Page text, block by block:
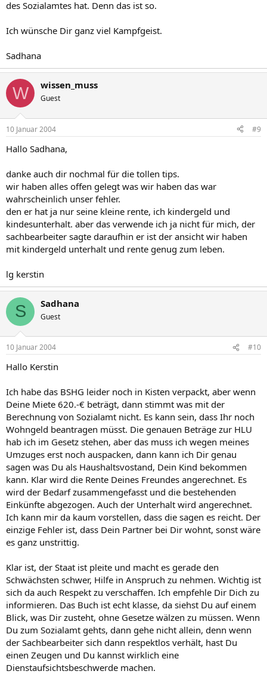
des Sozialamtes hat. Denn das ist so.
Ich wünsche Dir ganz viel Kampfgeist.
Sadhana
W wissen_muss
Guest
10 Januar 2004 #9
Hallo Sadhana,
danke auch dir nochmal für die tollen tips.
wir haben alles offen gelegt was wir haben das war
wahrscheinlich unser fehler.
den er hat ja nur seine kleine rente, ich kindergeld und
kindesunterhalt. aber das verwende ich ja nicht für mich, der
sachbearbeiter sagte daraufhin er ist der ansicht wir haben
mit kindergeld unterhalt und rente genug zum leben.
lg kerstin
S Sadhana
Guest
10 Januar 2004 #10
Hallo Kerstin
Ich habe das BSHG leider noch in Kisten verpackt, aber wenn
Deine Miete 620.-€ beträgt, dann stimmt was mit der
Berechnung von Sozialamt nicht. Es kann sein, dass Ihr noch
Wohngeld beantragen müsst. Die genauen Beträge zur HLU
hab ich im Gesetz stehen, aber das muss ich wegen meines
Umzuges erst noch auspacken, dann kann ich Dir genau
sagen was Du als Haushaltsvostand, Dein Kind bekommen
kann. Klar wird die Rente Deines Freundes angerechnet. Es
wird der Bedarf zusammengefasst und die bestehenden
Einkünfte abgezogen. Auch der Unterhalt wird angerechnet.
Ich kann mir da kaum vorstellen, dass die sagen es reicht. Der
einzige Fehler ist, dass Dein Partner bei Dir wohnt, sonst wäre
es ganz unstrittig.
Klar ist, der Staat ist pleite und macht es gerade den
Schwächsten schwer, Hilfe in Anspruch zu nehmen. Wichtig ist
sich da auch Respekt zu verschaffen. Ich empfehle Dir Dich zu
informieren. Das Buch ist echt klasse, da siehst Du auf einem
Blick, was Dir zusteht, ohne Gesetze wälzen zu müssen. Wenn
Du zum Sozialamt gehts, dann gehe nicht allein, denn wenn
der Sachbearbeiter sich dann respektlos verhält, hast Du
einen Zeugen und Du kannst wirklich eine
Dienstaufsichtsbeschwerde machen.